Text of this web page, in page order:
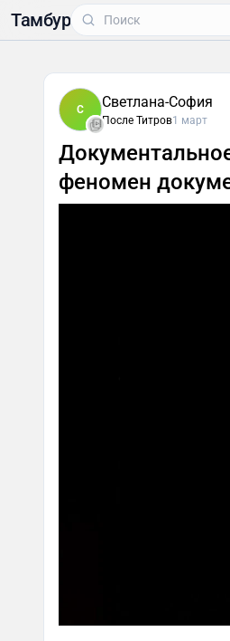
Тамбур
С Светлана-София
После Титров1 март
феномен